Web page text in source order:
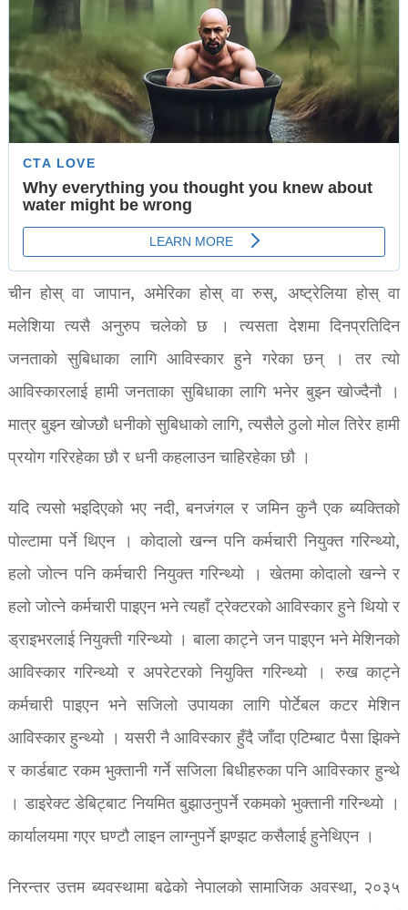
चीन होस् वा जापान, अमेरिका होस् वा रुस्, अष्ट्रेलिया होस् वा
मलेशिया त्यसै अनुरुप चलेको छ । त्यसता देशमा दिनप्रतिदिन
जनताको सुबिधाका लागि आविस्कार हुने गरेका छन् । तर त्यो
आविस्कारलाई हामी जनताका सुबिधाका लागि भनेर बुझ्न खोज्दैनौ ।
मात्र बुझ्न खोज्छौ धनीको सुबिधाको लागि, त्यसैले ठुलो मोल तिरेर हामी
प्रयोग गरिरहेका छौ र धनी कहलाउन चाहिरहेका छौ ।
यदि त्यसो भइदिएको भए नदी, बनजंगल र जमिन कुनै एक ब्यक्तिको
पोल्टामा पर्ने थिएन । कोदालो खन्न पनि कर्मचारी नियुक्त गरिन्थ्यो,
हलो जोत्न पनि कर्मचारी नियुक्त गरिन्थ्यो । खेतमा कोदालो खन्ने र
हलो जोत्ने कर्मचारी पाइएन भने त्यहाँ ट्रेक्टरको आविस्कार हुने थियो र
ड्राइभरलाई नियुक्ती गरिन्थ्यो । बाला काट्ने जन पाइएन भने मेशिनको
आविस्कार गरिन्थ्यो र अपरेटरको नियुक्ति गरिन्थ्यो । रुख काट्ने
कर्मचारी पाइएन भने सजिलो उपायका लागि पोर्टेबल कटर मेशिन
आविस्कार हुन्थ्यो । यसरी नै आविस्कार हुँदै जाँदा एटिम्बाट पैसा झिक्ने
र कार्डबाट रकम भुक्तानी गर्ने सजिला बिधीहरुका पनि आविस्कार हुन्थे
। डाइरेक्ट डेबिट्बाट नियमित बुझाउनुपर्ने रकमको भुक्तानी गरिन्थ्यो ।
कार्यालयमा गएर घण्टौ लाइन लाग्नुपर्ने झण्झट कसैलाई हुनेथिएन ।
निरन्तर उत्तम ब्यवस्थामा बढेको नेपालको सामाजिक अवस्था, २०३५